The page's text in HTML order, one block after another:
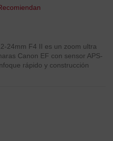
24mm F4 II es un zoom ultra
Canon EF con sensor APS-
rápido y construcción